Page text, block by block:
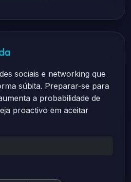
sociais e networking que
súbita. Preparar-se para
a probabilidade de
proactivo em aceitar